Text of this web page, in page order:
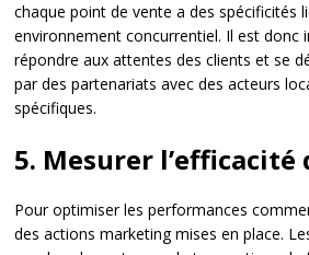
chaque point de vente a des spécificités
environnement concurrentiel. Il est donc
répondre aux attentes des clients et se
par des partenariats avec des acteurs
spécifiques.
5. Mesurer
Pour optimiser les performances
des actions marketing mises en place.